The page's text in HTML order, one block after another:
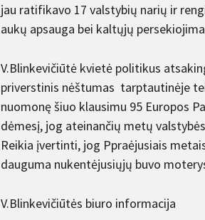
jau ratifikavo 17 valstybių narių ir
aukų apsauga bei kaltųjų
V.Blinkevičiūtė kvietė politikus
priverstinis nėštumas tarptautinėje
nuomonę šiuo klausimu 95 Europos
dėmesį, jog ateinančių metų
Reikia įvertinti, jog Ppraėjusiais
dauguma nukentėjusiųjų buvo
V.Blinkevičiūtės biuro informacija